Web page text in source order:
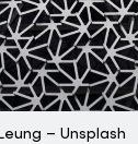
– Unsplash